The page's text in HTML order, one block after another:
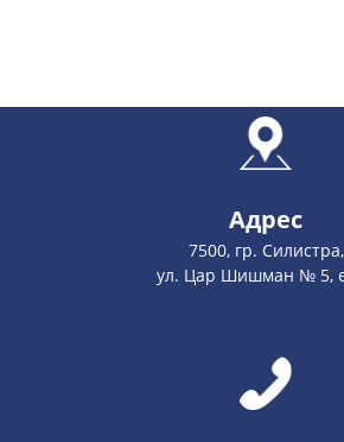
Адрес
7500, гр. Силистра,
ул. Цар Шишман № 5,